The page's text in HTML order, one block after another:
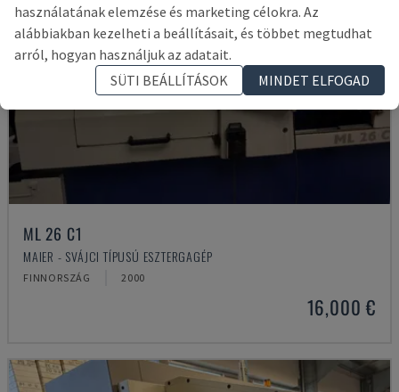
ML 26 C1
MAIER - SVÁJCI TÍPUSÚ ESZTERGAGÉP
FINNORSZÁG 2000
16,000 €
használatának elemzése és marketing célokra. Az
alábbiakban kezelheti a beállításait, és többet megtudhat
arról, hogyan használjuk az adatait.
SÜTI BEÁLLÍTÁSOK
MINDET ELFOGAD